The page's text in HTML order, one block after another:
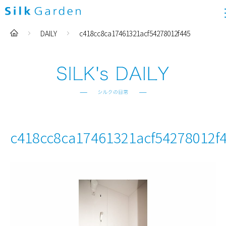
DAILY c418cc8ca17461321acf54278012f445